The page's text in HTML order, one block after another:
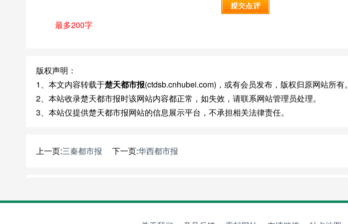
最多200字
版权声明：
1、本文内容转载于楚天都市报(ctdsb.cnhubei.com)，或有会员发布，版权归原网站所有。
2、本站收录楚天都市报时该网站内容都正常，如失效，请联系网站管理员处理。
3、本站仅提供楚天都市报网站的信息展示平台，不承担相关法律责任。
上一页:三秦都市报 下一页:华西都市报